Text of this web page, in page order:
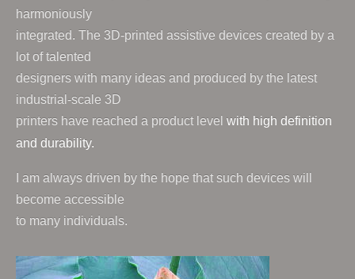
harmoniously
integrated. The 3D-printed assistive devices created by a
lot of talented
designers with many ideas and produced by the latest
industrial-scale 3D
printers have reached a product level with high definition
and durability.
I am always driven by the hope that such devices will
become accessible
to many individuals.